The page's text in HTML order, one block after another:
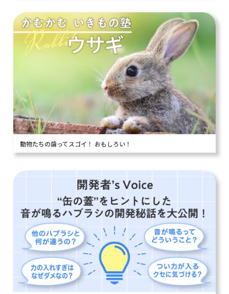
動物たちの歯ってスゴイ！ おもしろい！